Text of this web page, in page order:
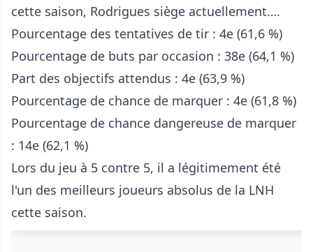
cette saison, Rodrigues siège actuellement….
Pourcentage des tentatives de tir : 4e (61,6 %)
Pourcentage de buts par occasion : 38e (64,1 %)
Part des objectifs attendus : 4e (63,9 %)
Pourcentage de chance de marquer : 4e (61,8 %)
Pourcentage de chance dangereuse de marquer
: 14e (62,1 %)
Lors du jeu à 5 contre 5, il a légitimement été
l'un des meilleurs joueurs absolus de la LNH
cette saison.